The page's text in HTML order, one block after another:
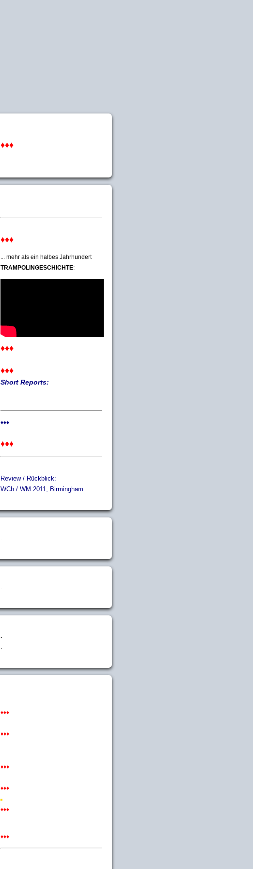
♦♦♦
♦♦♦
... mehr als ein halbes Jahrhundert
TRAMPOLINGESCHICHTE:
♦♦♦
♦♦♦
Short Reports:
♦♦♦
♦♦♦
Review / Rückblick:
WCh / WM 2011, Birmingham
.
.
.
.
♦♦♦
♦♦♦
♦♦♦
♦♦♦
♦♦♦
♦♦♦